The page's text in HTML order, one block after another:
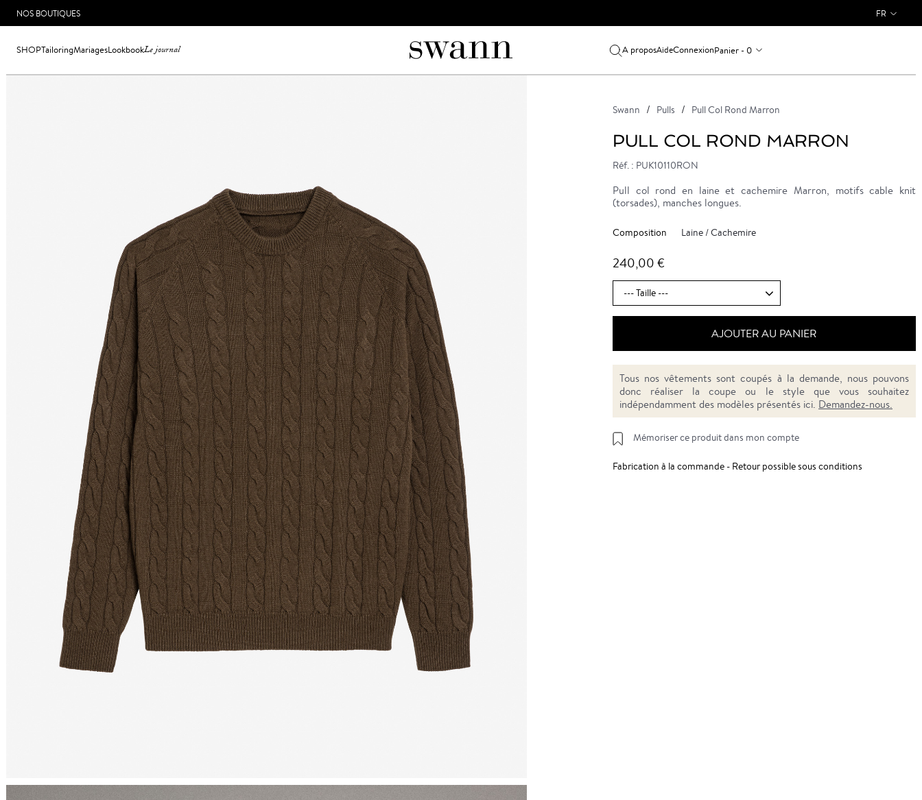
NOS BOUTIQUES FR
SHOPTailoringMariagesLookbookLe journal A proposAideConnexionPanier - 0
Swann Pulls Pull Col Rond Marron
PULL COL ROND MARRON
Réf. : PUK10110RON
Pull col rond en laine et cachemire Marron, motifs cable knit
(torsades), manches longues.
Composition Laine / Cachemire
240,00 €
AJOUTER AU PANIER
Tous nos vêtements sont coupés à la demande, nous pouvons
donc réaliser la coupe ou le style que vous souhaitez
indépendamment des modèles présentés ici. Demandez-nous.
Mémoriser ce produit dans mon compte
Fabrication à la commande - Retour possible sous conditions